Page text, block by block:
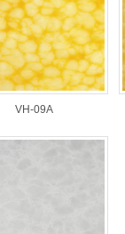
VH-09A